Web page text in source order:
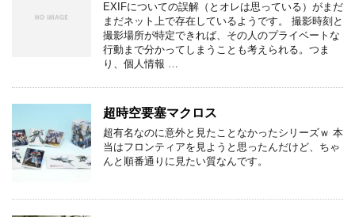
EXIFについての誤解（とオレは思っている）がまだ
まだネット上で存在しているようです。 撮影時刻と
撮影場所が特定できれば、その人のプライベートな
行動まで分かってしまうことも考えられる。つま
り、個人情報 …
超時空要塞マクロス
超有名なのに意外と見たことなかったシリーズｗ 本
当はフロンティアを見ようと思ったんだけど、ちゃ
んと順番通りに見たい質なんです。